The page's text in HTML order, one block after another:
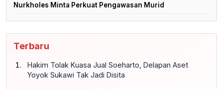
Nurkholes Minta Perkuat Pengawasan Murid
Terbaru
Hakim Tolak Kuasa Jual Soeharto, Delapan Aset
Yoyok Sukawi Tak Jadi Disita